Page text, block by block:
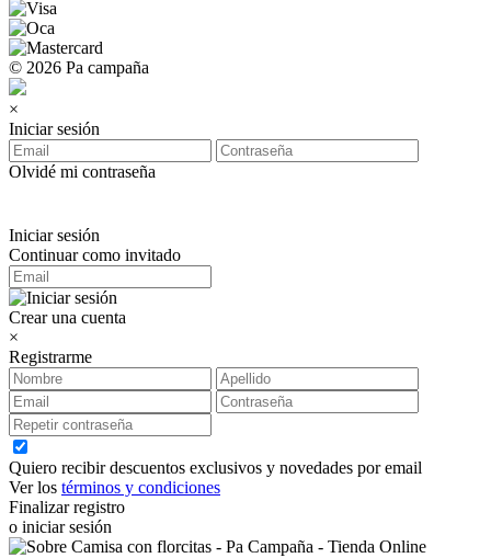
© 2026 Pa campaña
×
Iniciar sesión
Olvidé mi contraseña
Iniciar sesión
Continuar como invitado
Crear una cuenta
×
Registrarme
Quiero recibir descuentos exclusivos y novedades por email
Ver los términos y condiciones
Finalizar registro
o iniciar sesión